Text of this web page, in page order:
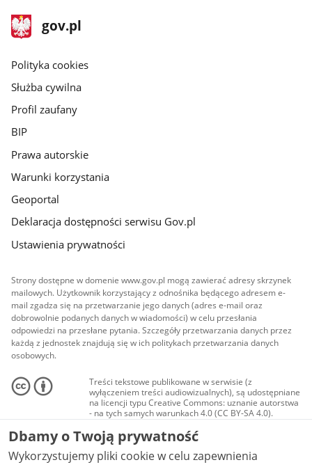
stopka
gov.pl
Strona
gov.pl
gov.pl
Polityka cookies
Służba cywilna
Profil zaufany
BIP
Prawa autorskie
Warunki korzystania
Geoportal
Deklaracja dostępności serwisu Gov.pl
Ustawienia prywatności
Strony dostępne w domenie www.gov.pl mogą zawierać adresy skrzynek
mailowych. Użytkownik korzystający z odnośnika będącego adresem e-
mail zgadza się na przetwarzanie jego danych (adres e-mail oraz
dobrowolnie podanych danych w wiadomości) w celu przesłania
odpowiedzi na przesłane pytania. Szczegóły przetwarzania danych przez
każdą z jednostek znajdują się w ich politykach przetwarzania danych
osobowych.
Treści tekstowe publikowane w serwisie (z
wyłączeniem treści audiowizualnych), są udostępniane
na licencji typu Creative Commons: uznanie autorstwa
- na tych samych warunkach 4.0 (CC BY-SA 4.0).
Materiały audiowizualne, w tym zdjęcia, materiały
audio i wideo, są udostępniane na licencji typu
Creative Commons: uznanie autorstwa użycie
niekomercyjne - bez utworów zależnych 4.0 (CC BY-
Dbamy o Twoją prywatność
Wykorzystujemy pliki cookie w celu zapewnienia